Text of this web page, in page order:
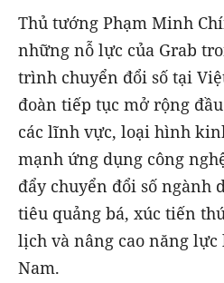
Thủ tướng Phạm Minh
những nỗ lực của Grab
trình chuyển đổi số tại
đoàn tiếp tục mở rộng
các lĩnh vực, loại hình
mạnh ứng dụng công
đẩy chuyển đổi số ngành
tiêu quảng bá, xúc tiến
lịch và nâng cao năng lực
Nam.